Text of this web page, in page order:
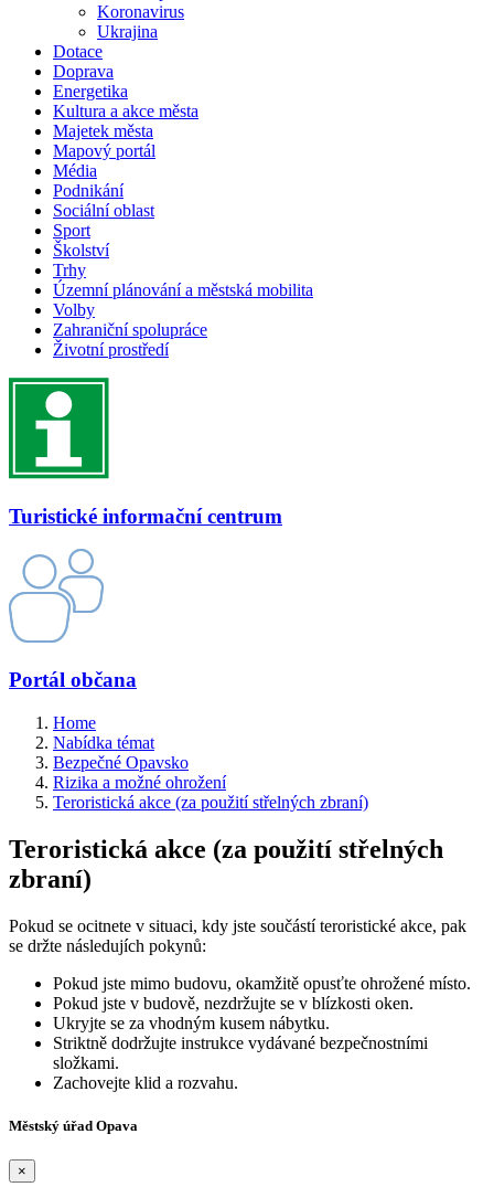
Koronavirus
Ukrajina
Dotace
Doprava
Energetika
Kultura a akce města
Majetek města
Mapový portál
Média
Podnikání
Sociální oblast
Sport
Školství
Trhy
Územní plánování a městská mobilita
Volby
Zahraniční spolupráce
Životní prostředí
Turistické informační centrum
Portál občana
Home
Nabídka témat
Bezpečné Opavsko
Rizika a možné ohrožení
Teroristická akce (za použití střelných zbraní)
Teroristická akce (za použití střelných
zbraní)
Pokud se ocitnete v situaci, kdy jste součástí teroristické akce, pak
se držte následujích pokynů:
Pokud jste mimo budovu, okamžitě opusťte ohrožené místo.
Pokud jste v budově, nezdržujte se v blízkosti oken.
Ukryjte se za vhodným kusem nábytku.
Striktně dodržujte instrukce vydávané bezpečnostními
složkami.
Zachovejte klid a rozvahu.
Městský úřad Opava
×